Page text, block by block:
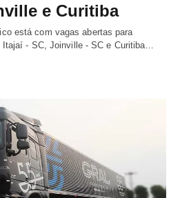
e Curitiba
está com vagas abertas para
- SC, Joinville - SC e Curitiba…